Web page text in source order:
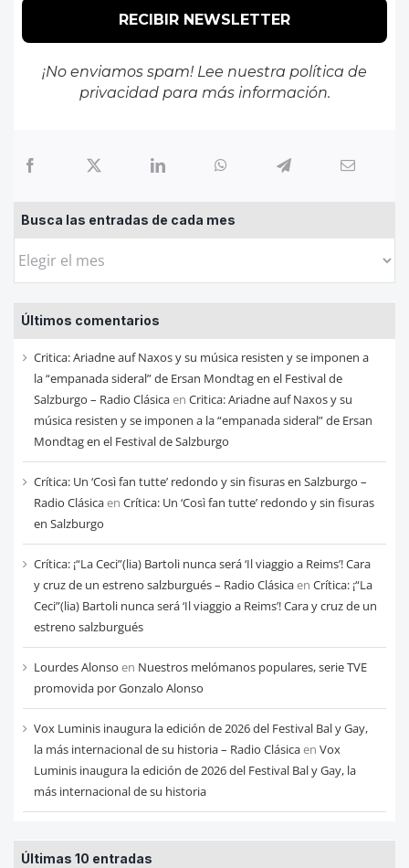
¡No enviamos spam! Lee nuestra política de
privacidadpara más información.
Busca las entradas de cada mes
Busca
entradas
de
cada
mes
Últimos comentarios
Critica: Ariadne auf Naxos y su música resisten y se imponen a
la “empanada sideral” de Ersan Mondtag en el Festival de
Salzburgo – Radio Clásicaen Critica: Ariadne auf Naxos y su
música resisten y se imponen a la “empanada sideral” de Ersan
Mondtag en el Festival de Salzburgo
Crítica: Un ‘Così fan tutte’ redondo y sin fisuras en Salzburgo –
Radio Clásicaen Crítica: Un ‘Così fan tutte’ redondo y sin fisuras
en Salzburgo
Crítica: ¡“La Ceci”(lia) Bartoli nunca será ‘Il viaggio a Reims’! Cara
y cruz de un estreno salzburgués – Radio Clásicaen Crítica: ¡“La
Ceci”(lia) Bartoli nunca será ‘Il viaggio a Reims’! Cara y cruz de un
estreno salzburgués
Lourdes Alonso en Nuestros melómanos populares, serie TVE
promovida por Gonzalo Alonso
Vox Luminis inaugura la edición de 2026 del Festival Bal y Gay,
la más internacional de su historia – Radio Clásicaen Vox
Luminis inaugura la edición de 2026 del Festival Bal y Gay, la
más internacional de su historia
Últimas 10 entradas